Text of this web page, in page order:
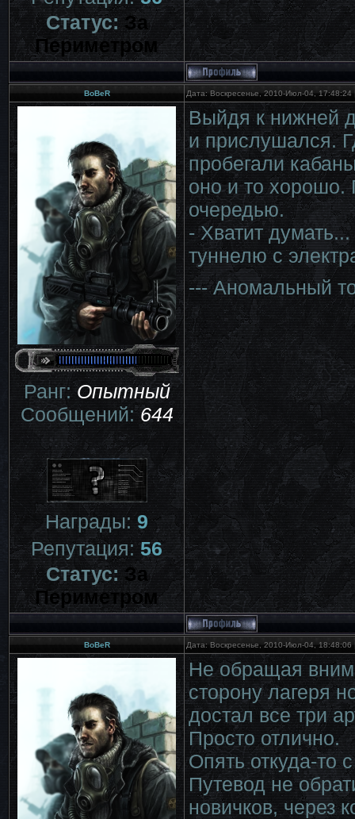
Статус:За
Периметром
BoBeR Дата: Воскресенье, 2010-Июл-04,
Ранг:Опытный
Сообщений:644
Награды:9
Репутация:56
Статус:За
Периметром
Выйдя к нижней
и прислушался.
пробегали
оно и то хорошо.
очередью.
- Хватит
туннелю с
--- Аномальный
BoBeR Дата: Воскресенье, 2010-Июл-04,
Не обращая
сторону лагеря
достал все три
Просто отлично.
Опять откуда-то
Путевод не
новичков, через